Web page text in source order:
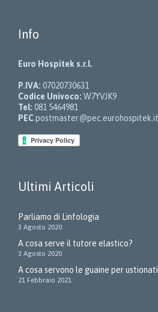
Info
Euro Hospitek s.r.l.
P.IVA: 07020730631
Codice Univoco: W7YVJK9
Tel: 081 5464981
PECpostmaster@pec.eurohospitek.it
Ultimi Articoli
Parliamo di Linfologia
3 Agosto 2020
A cosa serve il tutore elastico?
3 Agosto 2020
A cosa servono le guaine per
21 Febbraio 2021